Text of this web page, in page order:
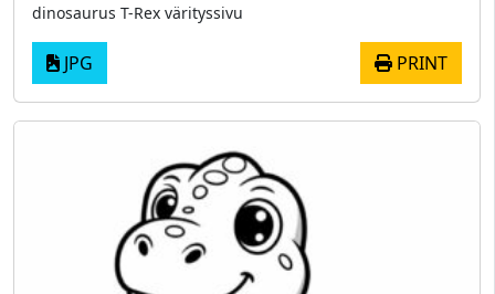
dinosaurus T-Rex värityssivu
JPG PRINT